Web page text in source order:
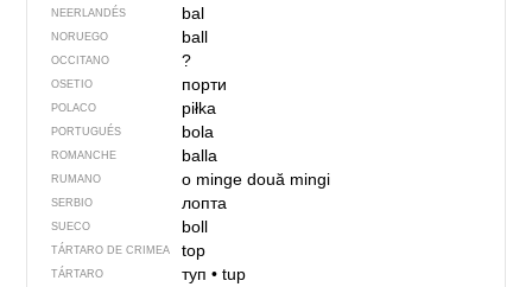
NEERLANDÉS bal
NORUEGO ball
OCCITANO ?
OSETIO порти
POLACO piłka
PORTUGUÉS bola
ROMANCHE balla
RUMANO o mingedouă mingi
SERBIO лопта
SUECO boll
TÁRTARO DE CRIMEA top
TÁRTARO туп• tup